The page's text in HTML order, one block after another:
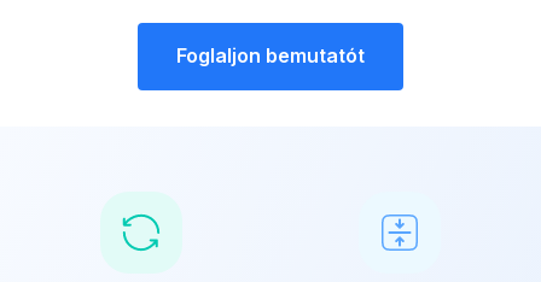
Foglaljon bemutatót